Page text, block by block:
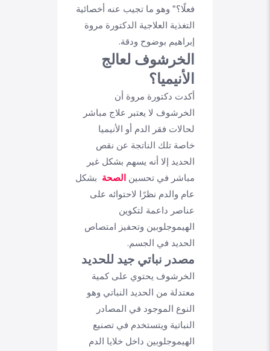
فعلًا؟" وهو ما تجيب عنه أخصائية
التغذية العلاجية الدكتورة مروة
إبراهيم بوضوح ودقة.
الخرشوف لعالج
الأنيميا؟
أكدت دكتورة مروة أن
الخرشوف لا يعتبر علاج مباشر
لحالات فقر الدم أو الأنيميا
خاصة تلك الناتجة عن نقص
الحديد إلا أنه يسهم بشكل غير
مباشر في تحسين الصحة بشكل
عام والدم نظرًا لاحتوائه على
عناصر داعمة لتكوين
الهيموجلوبين وتحفيز امتصاص
الحديد في الجسم.
مصدر نباتي جيد للحديد
الخرشوف يحتوي على كمية
معتدلة من الحديد النباتي وهو
النوع الموجود في المصادر
النباتية ويتستخدم في تصنيع
الهيموجلوبين داخل خلايا الدم